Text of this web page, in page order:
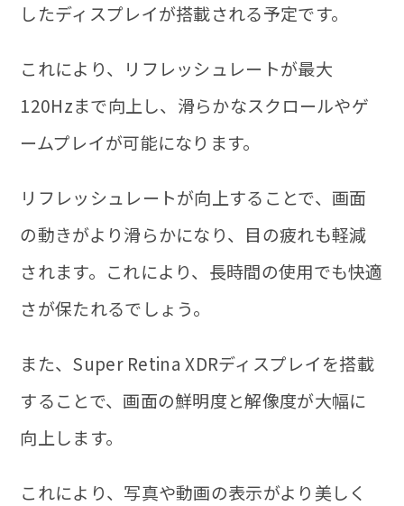
したディスプレイが搭載される予定です。
これにより、リフレッシュレートが最大
120Hzまで向上し、滑らかなスクロールやゲ
ームプレイが可能になります。
リフレッシュレートが向上することで、画面
の動きがより滑らかになり、目の疲れも軽減
されます。これにより、長時間の使用でも快適
さが保たれるでしょう。
また、Super Retina XDRディスプレイを搭載
することで、画面の鮮明度と解像度が大幅に
向上します。
これにより、写真や動画の表示がより美しく